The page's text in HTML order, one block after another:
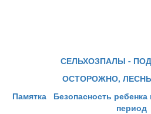
СЕЛЬХОЗПАЛЫ -
ОСТОРОЖНО,
Памятка Безопасность ребенка
период